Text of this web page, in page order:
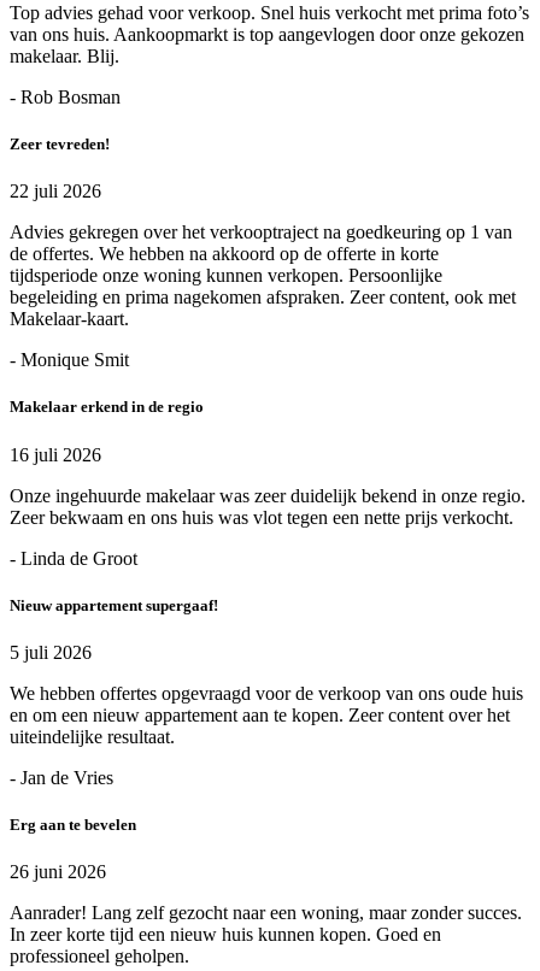
Top advies gehad voor verkoop. Snel huis verkocht met prima foto’s
van ons huis. Aankoopmarkt is top aangevlogen door onze gekozen
makelaar. Blij.
- Rob Bosman
Zeer tevreden!
22 juli 2026
Advies gekregen over het verkooptraject na goedkeuring op 1 van
de offertes. We hebben na akkoord op de offerte in korte
tijdsperiode onze woning kunnen verkopen. Persoonlijke
begeleiding en prima nagekomen afspraken. Zeer content, ook met
Makelaar-kaart.
- Monique Smit
Makelaar erkend in de regio
16 juli 2026
Onze ingehuurde makelaar was zeer duidelijk bekend in onze regio.
Zeer bekwaam en ons huis was vlot tegen een nette prijs verkocht.
- Linda de Groot
Nieuw appartement supergaaf!
5 juli 2026
We hebben offertes opgevraagd voor de verkoop van ons oude huis
en om een nieuw appartement aan te kopen. Zeer content over het
uiteindelijke resultaat.
- Jan de Vries
Erg aan te bevelen
26 juni 2026
Aanrader! Lang zelf gezocht naar een woning, maar zonder succes.
In zeer korte tijd een nieuw huis kunnen kopen. Goed en
professioneel geholpen.